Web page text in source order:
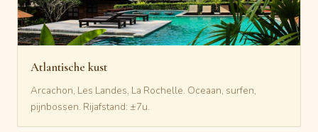
Atlantische kust
Arcachon, Les Landes, La Rochelle. Oceaan, surfen,
pijnbossen. Rijafstand: ±7u.